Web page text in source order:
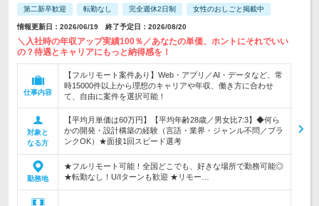
第二新卒歓迎 転勤なし 完全週休2日制 女性のおしごと掲載中
情報更新日：2026/06/19 終了予定日：2026/08/20
＼入社時の年収アップ実績100％／あなたの単価、ホントにそれでいい
の？待遇とキャリアにもっと納得感を！
仕事内容
【フルリモート案件あり】Web・アプリ／AI・データなど、常
時15000件以上から理想のキャリアや年収、働き方に合わせ
て、自由に案件を選択可能！
対象と
なる方
【平均月単価は60万円】【平均年齢28歳／男女比7:3】◆何ら
かの開発・設計構築の経験（言語・業界・ジャンル不問／ブラ
ンクOK）★面接1回スピード選考
勤務地
★フルリモート可能！全国どこでも、好きな場所で勤務可能◎
★転勤なし！U/Iターンも歓迎 ★リモー…